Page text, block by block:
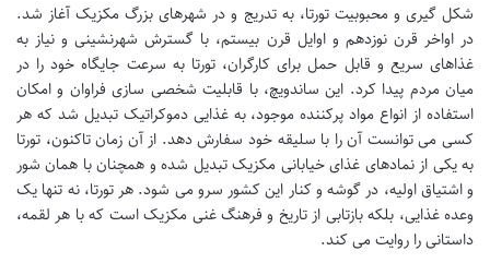
شکل گیری و محبوبیت تورتا، به تدریج و در شهرهای بزرگ مکزیک آغاز شد.
در اواخر قرن نوزدهم و اوایل قرن بیستم، با گسترش شهرنشینی و نیاز به
غذاهای سریع و قابل حمل برای کارگران، تورتا به سرعت جایگاه خود را در
میان مردم پیدا کرد. این ساندویچ، با قابلیت شخصی سازی فراوان و امکان
استفاده از انواع مواد پرکننده موجود، به غذایی دموکراتیک تبدیل شد که هر
کسی می توانست آن را با سلیقه خود سفارش دهد. از آن زمان تاکنون، تورتا
به یکی از نمادهای غذای خیابانی مکزیک تبدیل شده و همچنان با همان شور
و اشتیاق اولیه، در گوشه و کنار این کشور سرو می شود. هر تورتا، نه تنها یک
وعده غذایی، بلکه بازتابی از تاریخ و فرهنگ غنی مکزیک است که با هر لقمه،
داستانی را روایت می کند.